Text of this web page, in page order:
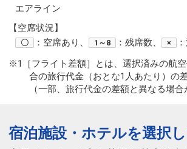
エアライン
【空席状況】
〇 ：空席あり、 1～8 ：残席数、 ×
※1［フライト差額］とは、選択済みの航
合の旅行代金（おとな1人あたり）の
（一部、旅行代金の差額と異なる場合
宿泊施設・ホテルを選択